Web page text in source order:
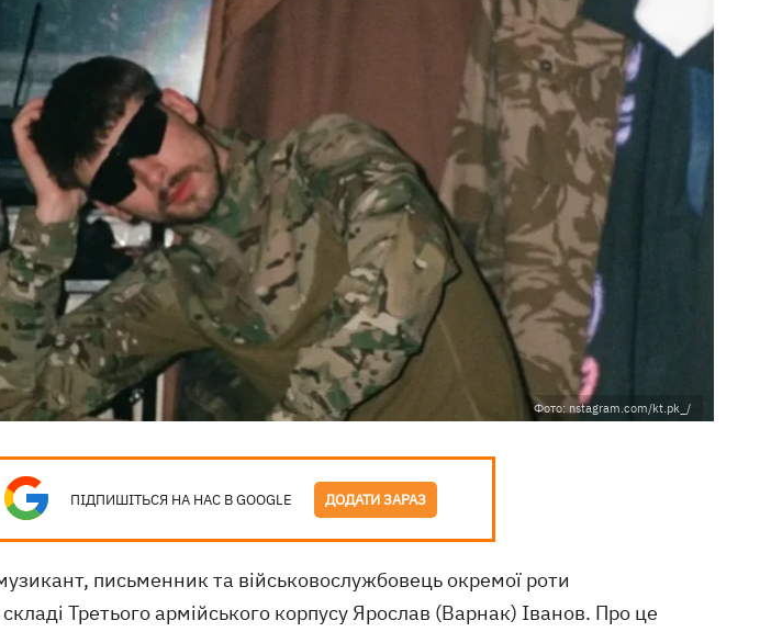
Фото: nstagram.com/kt.pk_/
ПІДПИШІТЬСЯ НА НАС В GOOGLE ДОДАТИ ЗАРАЗ
письменник та військовослужбовець окремої роти
Третього армійського корпусу Ярослав (Варнак) Іванов. Про це